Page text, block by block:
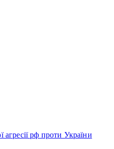
агресії рф проти України